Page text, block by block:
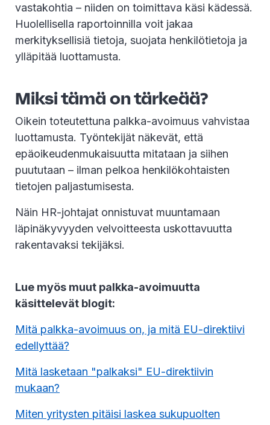
vastakohtia – niiden on toimittava käsi kädessä.
Huolellisella raportoinnilla voit jakaa
merkityksellisiä tietoja, suojata henkilötietoja ja
ylläpitää luottamusta.
Miksi tämä on tärkeää?
Oikein toteutettuna palkka-avoimuus vahvistaa
luottamusta. Työntekijät näkevät, että
epäoikeudenmukaisuutta mitataan ja siihen
puututaan – ilman pelkoa henkilökohtaisten
tietojen paljastumisesta.
Näin HR-johtajat onnistuvat muuntamaan
läpinäkyvyyden velvoitteesta uskottavuutta
rakentavaksi tekijäksi.
Lue myös muut palkka-avoimuutta
käsittelevät blogit:
Mitä palkka-avoimuus on, ja mitä EU-direktiivi
edellyttää?
Mitä lasketaan "palkaksi" EU-direktiivin
mukaan?
Miten yritysten pitäisi laskea sukupuolten